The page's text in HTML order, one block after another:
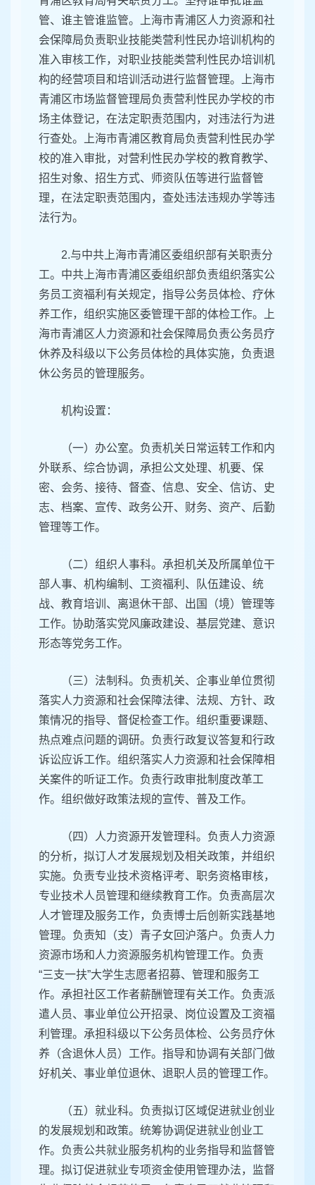
管、谁主管谁监管。上海市青浦区人力资源和社
会保障局负责职业技能类营利性民办培训机构的
准入审核工作，对职业技能类营利性民办培训机
构的经营项目和培训活动进行监督管理。上海市
青浦区市场监督管理局负责营利性民办学校的市
场主体登记，在法定职责范围内，对违法行为进
行查处。上海市青浦区教育局负责营利性民办学
校的准入审批，对营利性民办学校的教育教学、
招生对象、招生方式、师资队伍等进行监督管
理，在法定职责范围内，查处违法违规办学等违
法行为。
2.与中共上海市青浦区委组织部有关职责分
工。中共上海市青浦区委组织部负责组织落实公
务员工资福利有关规定，指导公务员体检、疗休
养工作，组织实施区委管理干部的体检工作。上
海市青浦区人力资源和社会保障局负责公务员疗
休养及科级以下公务员体检的具体实施，负责退
休公务员的管理服务。
机构设置：
（一）办公室。负责机关日常运转工作和内
外联系、综合协调，承担公文处理、机要、保
密、会务、接待、督查、信息、安全、信访、史
志、档案、宣传、政务公开、财务、资产、后勤
管理等工作。
（二）组织人事科。承担机关及所属单位干
部人事、机构编制、工资福利、队伍建设、统
战、教育培训、离退休干部、出国（境）管理等
工作。协助落实党风廉政建设、基层党建、意识
形态等党务工作。
（三）法制科。负责机关、企事业单位贯彻
落实人力资源和社会保障法律、法规、方针、政
策情况的指导、督促检查工作。组织重要课题、
热点难点问题的调研。负责行政复议答复和行政
诉讼应诉工作。组织落实人力资源和社会保障相
关案件的听证工作。负责行政审批制度改革工
作。组织做好政策法规的宣传、普及工作。
（四）人力资源开发管理科。负责人力资源
的分析，拟订人才发展规划及相关政策，并组织
实施。负责专业技术资格评考、职务资格审核，
专业技术人员管理和继续教育工作。负责高层次
人才管理及服务工作，负责博士后创新实践基地
管理。负责知（支）青子女回沪落户。负责人力
资源市场和人力资源服务机构管理工作。负责
“三支一扶”大学生志愿者招募、管理和服务工
作。承担社区工作者薪酬管理有关工作。负责派
遣人员、事业单位公开招录、岗位设置及工资福
利管理。承担科级以下公务员体检、公务员疗休
养（含退休人员）工作。指导和协调有关部门做
好机关、事业单位退休、退职人员的管理工作。
（五）就业科。负责拟订区域促进就业创业
的发展规划和政策。统筹协调促进就业创业工
作。负责公共就业服务机构的业务指导和监督管
理。拟订促进就业专项资金使用管理办法，监督